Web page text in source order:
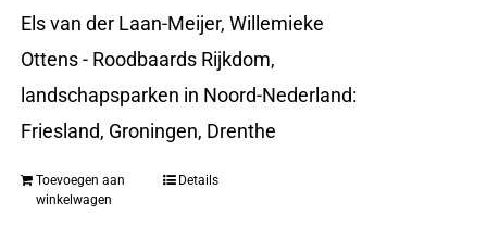
Els van der Laan-Meijer, Willemieke
Ottens - Roodbaards Rijkdom,
landschapsparken in Noord-Nederland:
Friesland, Groningen, Drenthe
Toevoegen aan
winkelwagen
Details